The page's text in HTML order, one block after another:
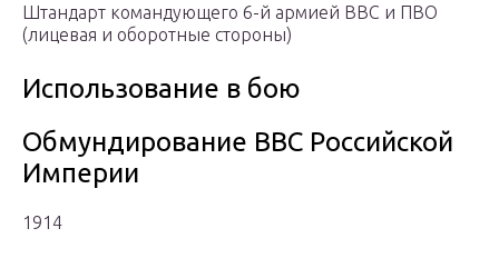
Штандарт командующего 6-й армией ВВС и ПВО
(лицевая и оборотные стороны)
Использование в бою
Обмундирование ВВС Российской
Империи
1914